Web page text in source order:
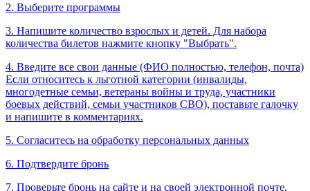
2. Выберите программы
3. Напишите количество взрослых и детей. Для набора
количества билетов нажмите кнопку "Выбрать".
4. Введите все свои данные (ФИО полностью, телефон, почта)
Если относитесь к льготной категории (инвалиды,
многодетные семьи, ветераны войны и труда, участники
боевых действий, семьи участников СВО), поставьте галочку
и напишите в комментариях.
5. Согласитесь на обработку персональных данных
6. Подтвердите бронь
7. Проверьте бронь на сайте и на своей электронной почте.